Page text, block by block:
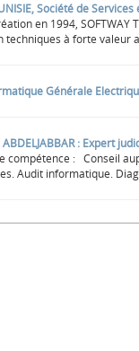
Société de
en 1994,
techniques à forte valeur
Générale
ABDELJABBAR : Expert
compétence : Conseil
Audit informatique.